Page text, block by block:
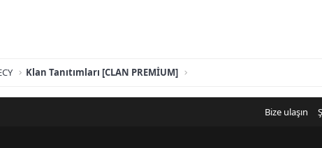
Klan Tanıtımları [CLAN PREMİUM]
Bize ulaşın